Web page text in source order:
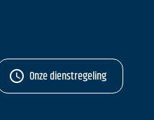
Onze dienstregeling